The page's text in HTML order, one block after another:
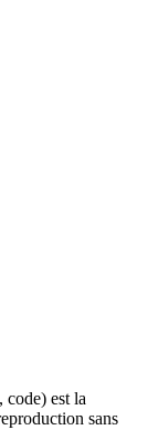
code) est la
sans